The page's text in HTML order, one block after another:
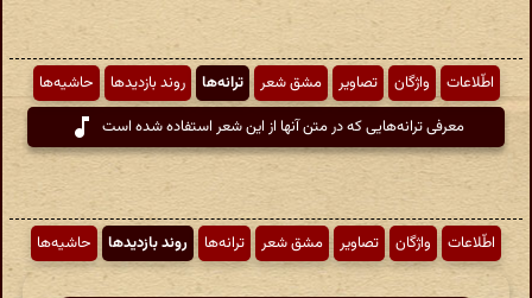
اطّلاعات واژگان تصاویر مشق شعر ترانه‌ها روند بازدیدها
حاشیه‌ها
معرفی ترانه‌هایی که در متن آنها از این شعر استفاده شده است
اطّلاعات واژگان تصاویر مشق شعر ترانه‌ها روند بازدیدها حاشیه‌ها